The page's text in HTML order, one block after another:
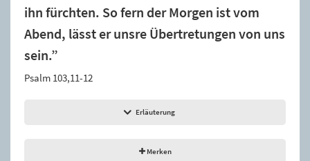
ihn fürchten. So fern der Morgen ist vom
Abend, lässt er unsre Übertretungen von uns
sein.”
Psalm 103,11-12
Erläuterung
Merken